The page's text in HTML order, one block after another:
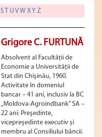
S T U VW X Y Z
Grigore C. FURTUNĂ
Absolvent al Facultății de
Economie a Universității de
Stat din Chişinău, 1960.
Activitate în domeniul
bancar – 41 ani, inclusiv la BC
„Moldova-Agroindbank” SA –
22 ani: Preşedinte,
vicepreşedinte executiv și
membru al Consiliului băncii.